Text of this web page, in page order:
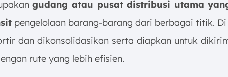
gudang atau pusat distribusi utama
pengelolaan barang-barang dari berbagai titik.
dan dikonsolidasikan serta diapkan untuk
rute yang lebih efisien.